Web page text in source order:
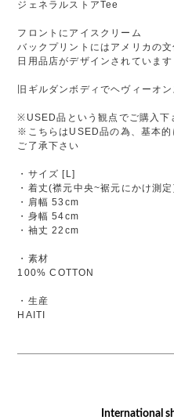
ジェネラルストアTee
フロントにアイスクリーム
バックプリントにはアメリカの
日用品店がデザインされています
旧ギルダンボディでヘヴィーオン
※USED品という観点でご購入下
※こちらはUSED品の為、基本的
ご了承下さい
・サイズ [L]
・着丈(襟元中央~裾元にかけ測
・肩幅 53cm
・身幅 54cm
・袖丈 22cm
・素材
100% COTTON
・生産
HAITI
International